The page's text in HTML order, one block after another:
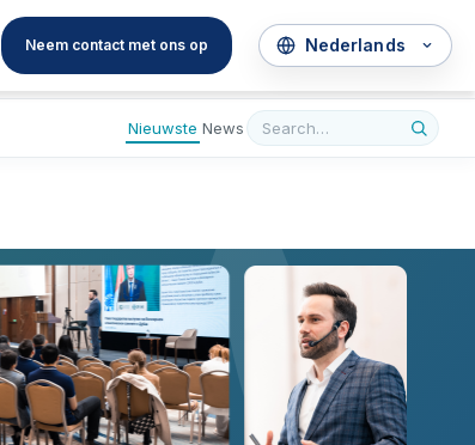
Neem contact met ons op
Nieuwste News